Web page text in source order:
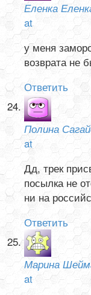
Еленка
at
у меня
возврата не
Ответить
Полина
at
Дд, трек
посылка не
ни на
Ответить
Марина
at